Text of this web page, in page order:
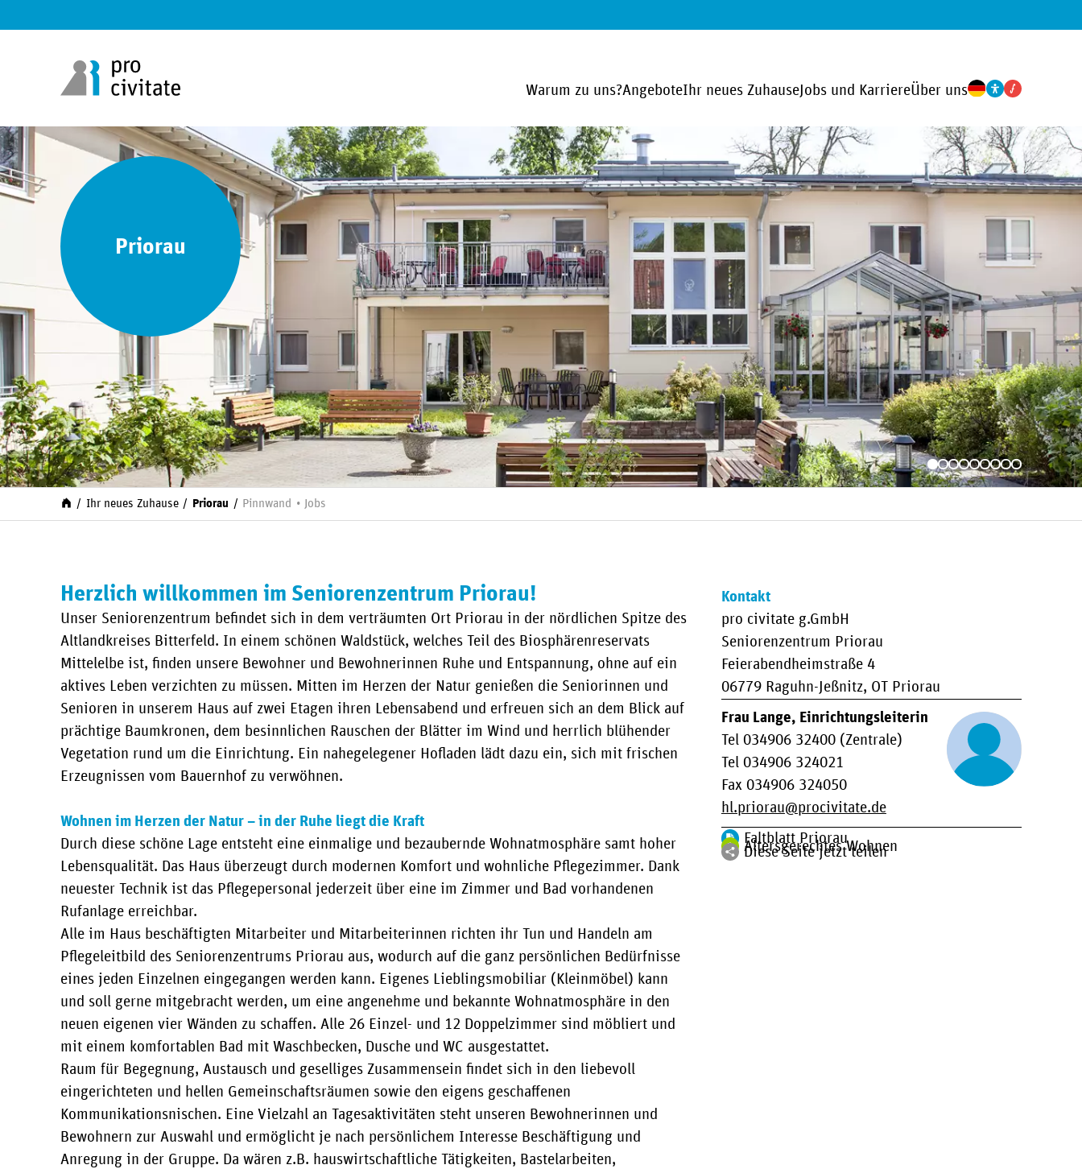
Warum zu uns?AngeboteIhr neues Zuhause Jobs und KarriereÜber uns
Priorau
Ihr neues Zuhause Priorau Pinnwand Jobs
Herzlich willkommen im Seniorenzentrum Priorau!
Unser Seniorenzentrum befindet sich in dem verträumten Ort Priorau in der nördlichen Spitze des
Altlandkreises Bitterfeld. In einem schönen Waldstück, welches Teil des Biosphärenreservats
Mittelelbe ist, finden unsere Bewohner und Bewohnerinnen Ruhe und Entspannung, ohne auf ein
aktives Leben verzichten zu müssen. Mitten im Herzen der Natur genießen die Seniorinnen und
Senioren in unserem Haus auf zwei Etagen ihren Lebensabend und erfreuen sich an dem Blick auf
prächtige Baumkronen, dem besinnlichen Rauschen der Blätter im Wind und herrlich blühender
Vegetation rund um die Einrichtung. Ein nahegelegener Hofladen lädt dazu ein, sich mit frischen
Erzeugnissen vom Bauernhof zu verwöhnen.
Wohnen im Herzen der Natur – in der Ruhe liegt die Kraft
Durch diese schöne Lage entsteht eine einmalige und bezaubernde Wohnatmosphäre samt hoher
Lebensqualität. Das Haus überzeugt durch modernen Komfort und wohnliche Pflegezimmer. Dank
neuester Technik ist das Pflegepersonal jederzeit über eine im Zimmer und Bad vorhandenen
Rufanlage erreichbar.
Alle im Haus beschäftigten Mitarbeiter und Mitarbeiterinnen richten ihr Tun und Handeln am
Pflegeleitbild des Seniorenzentrums Priorau aus, wodurch auf die ganz persönlichen Bedürfnisse
eines jeden Einzelnen eingegangen werden kann. Eigenes Lieblingsmobiliar (Kleinmöbel) kann
und soll gerne mitgebracht werden, um eine angenehme und bekannte Wohnatmosphäre in den
neuen eigenen vier Wänden zu schaffen. Alle 26 Einzel- und 12 Doppelzimmer sind möbliert und
mit einem komfortablen Bad mit Waschbecken, Dusche und WC ausgestattet.
Raum für Begegnung, Austausch und geselliges Zusammensein findet sich in den liebevoll
eingerichteten und hellen Gemeinschaftsräumen sowie den eigens geschaffenen
Kommunikationsnischen. Eine Vielzahl an Tagesaktivitäten steht unseren Bewohnerinnen und
Bewohnern zur Auswahl und ermöglicht je nach persönlichem Interesse Beschäftigung und
Anregung in der Gruppe. Da wären z.B. hauswirtschaftliche Tätigkeiten, Bastelarbeiten,
Kontakt
pro civitate g.GmbH
Seniorenzentrum Priorau
Feierabendheimstraße 4
06779 Raguhn-Jeßnitz, OT Priorau
Frau Lange, Einrichtungsleiterin
Tel 034906 32400 (Zentrale)
Tel 034906 324021
Fax 034906 324050
hl.priorau
procivitate.de
Faltblatt Priorau
Altersgerechtes Wohnen
Diese Seite jetzt teilen